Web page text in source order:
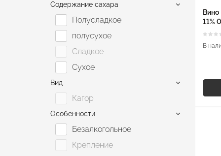
Robert Charton
San Martino
Tetri
Torre Tallada
Элопак
Содержание сахара
Полусладкое
полусухое
Сладкое
Сухое
Вид
Кагор
Особенности
Безалкогольное
Крепление
Вино
11%
В